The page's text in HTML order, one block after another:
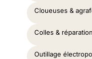
Cloueuses &
Colles & réparation
Outillage